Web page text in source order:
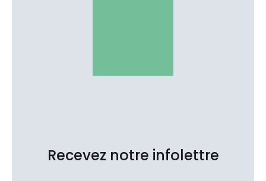
Recevez notre infolettre